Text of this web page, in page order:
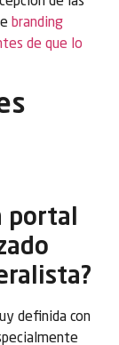
branding
de que lo
portal
definida con